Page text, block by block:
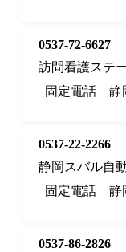
0537-72-6627
訪問看護ステ
固定電話
静
0537-22-2266
静岡スバル自
固定電話
静
0537-86-2826